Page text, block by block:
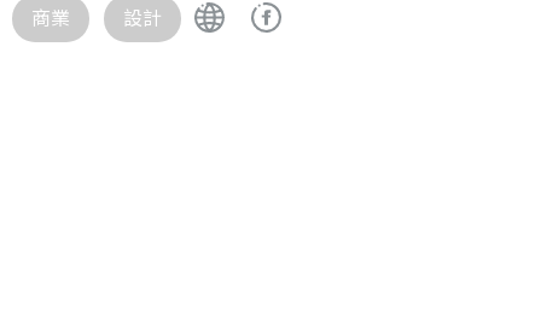
✦ Sam Kuo，目前在美國創意廣告公司擔任Creative
Designer，並參與過許多廣告創意內容發想(Google，
商業 設計